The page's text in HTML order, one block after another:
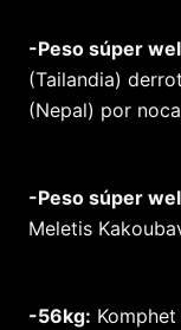
-Peso súper
(Tailandia)
(Nepal) por
-Peso súper
Meletis
-56kg: